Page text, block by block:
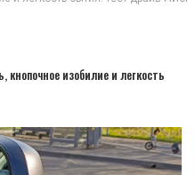
кнопочное изобилие и легкость